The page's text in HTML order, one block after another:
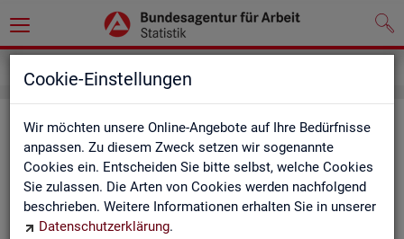
Cookie-Einstellungen
Wir möchten unsere Online-Angebote auf Ihre Bedürfnisse
anpassen. Zu diesem Zweck setzen wir sogenannte
Cookies ein. Entscheiden Sie bitte selbst, welche Cookies
Sie zulassen. Die Arten von Cookies werden nachfolgend
beschrieben. Weitere Informationen erhalten Sie in unserer
Datenschutzerklärung.
Ser­vice
Die Sta­tis­tik derBAbie­tet ein brei­tes An­ge­bot an Pro­duk­ten
und Son­der­aus­wer­tung (nachBe­darf). Haben Sie Fra­gen,
einen spe­zi­el­len Da­ten­wunsch oder möch­ten uns ein Feed­
back zu un­se­ren Pro­duk­ten geben, dann schau­en Sie auf den